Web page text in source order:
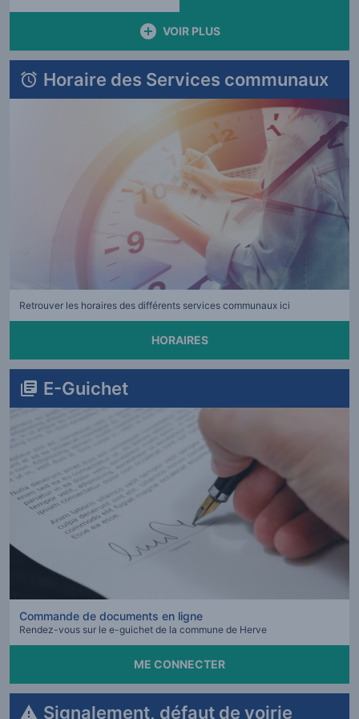
métrages. À partir de 3 ans.
VOIR PLUS
Horaire des Services communaux
Retrouver les horaires des différents services communaux ici
HORAIRES
E-Guichet
Commande de documents en ligne
Rendez-vous sur le e-guichet de la commune de Herve
ME CONNECTER
Signalement, défaut de voirie